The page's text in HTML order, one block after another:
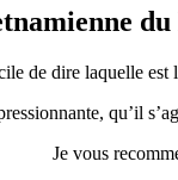
de dire laquelle est
qu’il
Je vous